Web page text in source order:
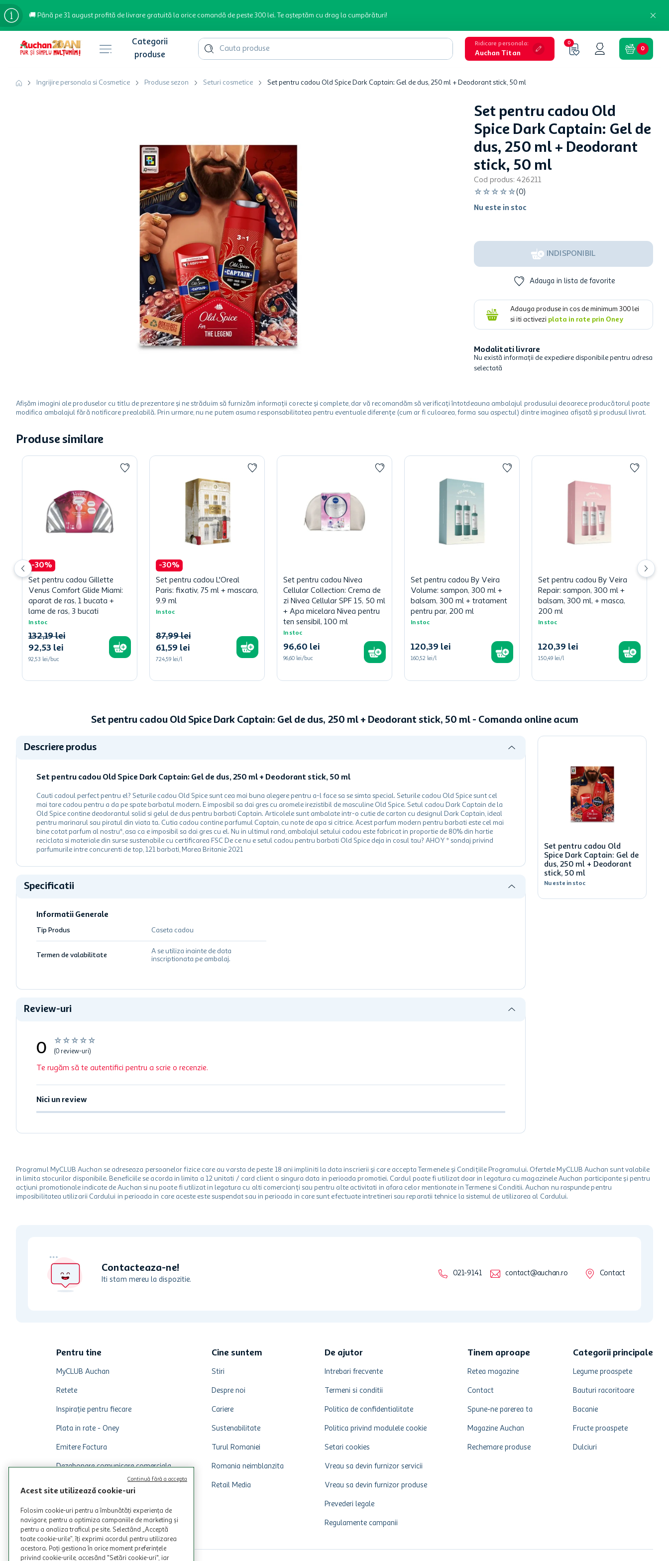
🚚 Până pe 31 august profită de livrare gratuită la orice comandă de peste 300 lei. Te așteptăm cu drag la cumpărături!
Cauta produse
apa plata
cafea boabe
troler
hartie igienica
ciocolata
garden star
lapte
Ridicare personala:
Auchan Titan
0
0
Ingrijire personala si Cosmetice Produse sezon Seturi cosmetice Set pentru cadou Old Spice Dark Captain: Gel de dus, 250 ml + Deodorant stick, 50 ml
Set pentru cadou Old
Spice Dark Captain: Gel de
dus, 250 ml + Deodorant
stick, 50 ml
Cod produs: 426211
☆ ☆ ☆ ☆ ☆(0)
Nu este in stoc
INDISPONIBIL
Adauga in lista de favorite
Adauga produse in cos de minimum 300 lei
si iti activezi plata in rate prin Oney
Modalitati livrare
Nu există informații de expediere disponibile pentru adresa
selectată
Afișăm imagini ale produselor cu titlu de prezentare și ne străduim să furnizăm informații corecte și complete, dar vă recomandăm să verificați întotdeauna ambalajul produsului deoarece producătorul poate
modifica ambalajul fără notificare prealabilă. Prin urmare, nu ne putem asuma responsabilitatea pentru eventuale diferențe (cum ar fi culoarea, forma sau aspectul) dintre imaginea afișată și produsul livrat.
Produse similare
-30%
Set pentru cadou Gillette
Venus Comfort Glide Miami:
aparat de ras, 1 bucata +
lame de ras, 3 bucati
In stoc
92,53 lei
132,19 lei
92,53 lei/buc
-30%
Set pentru cadou L'Oreal
Paris: fixativ, 75 ml + mascara,
9.9 ml
In stoc
61,59 lei
87,99 lei
724,59 lei/l
Set pentru cadou Nivea
Cellular Collection: Crema de
zi Nivea Cellular SPF 15, 50 ml
+ Apa micelara Nivea pentru
ten sensibil, 100 ml
In stoc
96,60 lei
96,60 lei/buc
Set pentru cadou By Veira
Volume: sampon, 300 ml +
balsam, 300 ml + tratament
pentru par, 200 ml
In stoc
120,39 lei
160,52 lei/l
Set pentru cadou By Veira
Repair: sampon, 300 ml +
balsam, 300 ml, + masca,
200 ml
In stoc
120,39 lei
150,49 lei/l
Set pentru cadou Old Spice Dark Captain: Gel de dus, 250 ml + Deodorant stick, 50 ml - Comanda online acum
Descriere produs
Set pentru cadou Old Spice Dark Captain: Gel de dus, 250 ml + Deodorant stick, 50 ml
Cauti cadoul perfect pentru el? Seturile cadou Old Spice sunt cea mai buna alegere pentru a-l face sa se simta special. Seturile cadou Old Spice sunt cel
mai tare cadou pentru a da pe spate barbatul modern. E imposibil sa dai gres cu aromele irezistibil de masculine Old Spice. Setul cadou Dark Captain de la
Old Spice contine deodorantul solid si gelul de dus pentru barbati Captain. Articolele sunt ambalate intr-o cutie de carton cu designul Dark Captain, ideal
pentru marinarul sau piratul din viata ta. Cutia cadou contine parfumul Captain, cu note de apa si citrice. Acest parfum modern pentru barbati este cel mai
bine cotat parfum al nostru*, asa ca e imposibil sa dai gres cu el. Nu in ultimul rand, ambalajul setului cadou este fabricat in proportie de 80% din hartie
reciclata si materiale din surse sustenabile cu certificarea FSC De ce nu e setul cadou pentru barbati Old Spice deja in cosul tau? AHOY * sondaj privind
parfumurile intre concurenti de top, 121 barbati, Marea Britanie 2021
Specificatii
Informatii Generale
Tip Produs Caseta cadou
Termen de valabilitate
A se utiliza inainte de data
inscriptionata pe ambalaj.
Review-uri
☆ ☆ ☆ ☆ ☆
0 (0 review-uri)
Te rugăm să te autentifici pentru a scrie o recenzie.
Nici un review
Set pentru cadou Old
Spice Dark Captain: Gel de
dus, 250 ml + Deodorant
stick, 50 ml
Nu este in stoc
Programul MyCLUB Auchan se adreseaza persoanelor fizice care au varsta de peste 18 ani impliniti la data inscrierii și care accepta Termenele și Condițiile Programului. Ofertele MyCLUB Auchan sunt valabile
in limita stocurilor disponibile. Beneficiile se acorda in limita a 12 unitati / card client o singura data in perioada promotiei. Cardul poate fi utilizat doar in legatura cu magazinele Auchan participante și pentru
acțiuni promotionale indicate de Auchan si nu poate fi utilizat in legatura cu alti comercianți sau pentru alte activitati in afara celor mentionate in Termene si Conditii. Auchan nu raspunde pentru
imposibilitatea utilizarii Cardului in perioada in care aceste este suspendat sau in perioada in care sunt efectuate intretineri sau reparatii tehnice la sistemul de utilizarea al Cardului.
Contacteaza-ne!
Iti stam mereu la dispozitie.
021-9141 contact@auchan.ro Contact
Pentru tine
MyCLUB Auchan
Retete
Inspirație pentru fiecare
Plata in rate - Oney
Emitere Factura
Dezabonare comunicare comerciala
Cine suntem
Stiri
Despre noi
Cariere
Sustenabilitate
Turul Romaniei
Romania neimblanzita
Retail Media
De ajutor
Intrebari frecvente
Termeni si conditii
Politica de confidentialitate
Politica privind modulele cookie
Setari cookies
Vreau sa devin furnizor servicii
Vreau sa devin furnizor produse
Prevederi legale
Regulamente campanii
Tinem aproape
Retea magazine
Contact
Spune-ne parerea ta
Magazine Auchan
Rechemare produse
Categorii principale
Legume proaspete
Bauturi racoritoare
Bacanie
Fructe proaspete
Dulciuri
Acest site utilizează cookie-uri
Folosim cookie-uri pentru a îmbunătăți experiența de
navigare, pentru a optimiza campaniile de marketing și
pentru a analiza traficul pe site. Selectând „Acceptă
toate cookie-urile”, îți exprimi acordul pentru utilizarea
acestora. Poți gestiona în orice moment preferințele
privind cookie-urile, accesând "Setări cookie-uri", iar
Continuă fără a accepta